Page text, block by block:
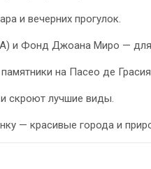
и вечерних прогулок.
и Фонд Джоана Миро — для
на Пасео де
скроют лучшие виды.
— красивые города и